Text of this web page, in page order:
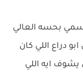
بحسه العالي
دراع اللي كان
ايه اللي